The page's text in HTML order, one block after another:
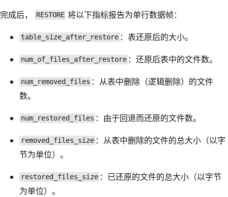
完成后， RESTORE 将以下指标报告为单行数据帧：
table_size_after_restore ：表还原后的大小。
num_of_files_after_restore ：还原后表中的文件数。
num_removed_files ：从表中删除（逻辑删除）的文件
数。
num_restored_files ：由于回退而还原的文件数。
removed_files_size ：从表中删除的文件的总大小（以字
节为单位）。
restored_files_size ：已还原的文件的总大小（以字节
为单位）。